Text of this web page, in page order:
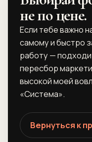
не по цене.
Если тебе важно
самому и быстро
работу —
пересбор
высокой моей
«Система».
Вернуться к